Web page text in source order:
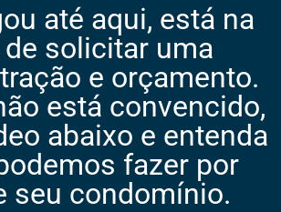
até aqui, está na
de solicitar uma
e orçamento.
está convencido,
abaixo e entenda
fazer por
seu condomínio.